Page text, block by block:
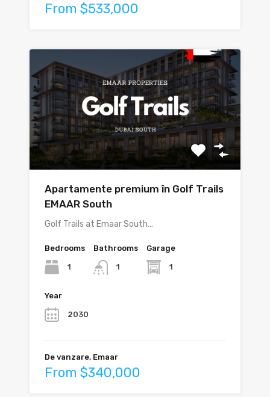
From $533,000
Apartamente premium în Golf Trails
EMAAR South
Golf Trails at Emaar South…
Bedrooms
1
Bathrooms
1
Garage
1
Year
2030
De vanzare, Emaar
From $340,000